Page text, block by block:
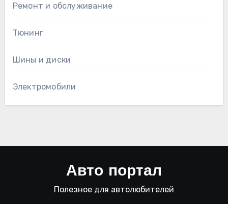
Ремонт и обслуживание
Тюнинг
Шины и диски
Электромобили
Авто портал
Полезное для автолюбителей